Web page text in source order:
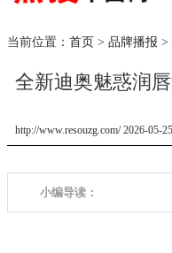
当前位置： 首页 > 品牌播报 >
全新迪奥魅惑润
http://www.resouzg.com/ 2026-
小编导读：